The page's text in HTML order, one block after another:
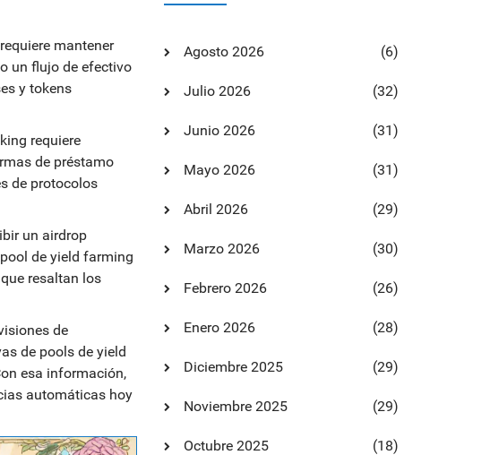
requiere mantener
un flujo de efectivo
y tokens
requiere
de préstamo
de protocolos
un airdrop
de yield farming
resaltan los
de
de pools de yield
esa información,
automáticas hoy
Agosto 2026 (6)
Julio 2026 (32)
Junio 2026 (31)
Mayo 2026 (31)
Abril 2026 (29)
Marzo 2026 (30)
Febrero 2026 (26)
Enero 2026 (28)
Diciembre 2025 (29)
Noviembre 2025 (29)
Octubre 2025 (18)